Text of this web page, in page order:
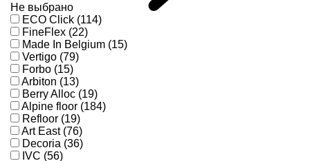
Не выбрано
ECO Click (114)
FineFlex (22)
Made In Belgium (15)
Vertigo (79)
Forbo (15)
Arbiton (13)
Berry Alloc (19)
Alpine floor (184)
Refloor (19)
Art East (76)
Decoria (36)
IVC (56)